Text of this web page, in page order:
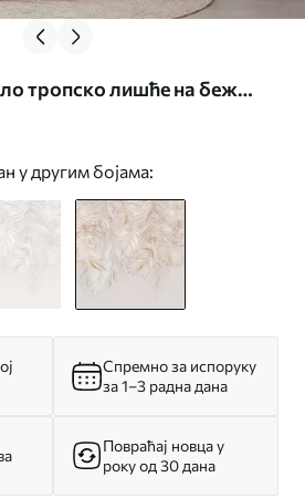
тропско лишће на беж
у другим бојама:
Спремно за испоруку
за 1–3 радна дана
Повраћај новца у
року од 30 дана